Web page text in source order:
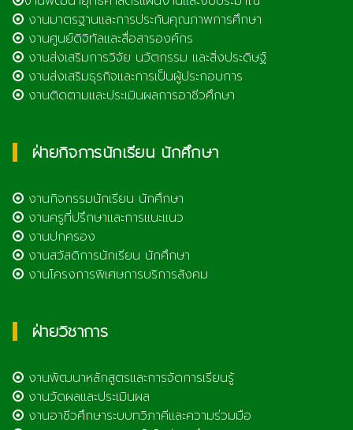
งานมาตรฐานและการประกันคุณภาพการศึกษา
งานศูนย์ดิจิทัลและสื่อสารองค์กร
งานส่งเสริมการวิจัย นวัตกรรม และสิ่งประดิษฐ์
งานส่งเสริมธุรกิจและการเป็นผู้ประกอบการ
งานติดตามและประเมินผลการอาชีวศึกษา
ฝ่ายกิจการนักเรียน นักศึกษา
งานกิจกรรมนักเรียน นักศึกษา
งานครูที่ปรึกษาและการแนะแนว
งานปกครอง
งานสวัสดิการนักเรียน นักศึกษา
งานโครงการพิเศษการบริการสังคม
ฝ่ายวิชาการ
งานพัฒนาหลักสูตรและการจัดการเรียนรู้
งานวัดผลและประเมินผล
งานอาชีวศึกษาระบบทวิภาคีและความร่วมมือ